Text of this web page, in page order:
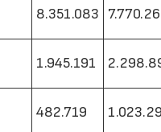
8.351.083
1.945.191
482.719